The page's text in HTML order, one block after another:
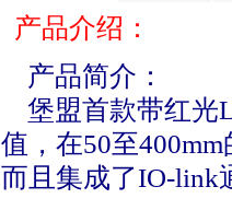
产品介绍：
产品简介：
堡盟首款带红光
值，在50至
而且集成了IO-link